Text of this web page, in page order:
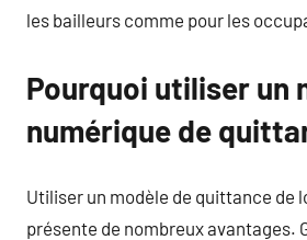
les bailleurs comme pour les
Pourquoi utiliser un
numérique de
Utiliser un modèle de quittance de
présente de nombreux avantages.